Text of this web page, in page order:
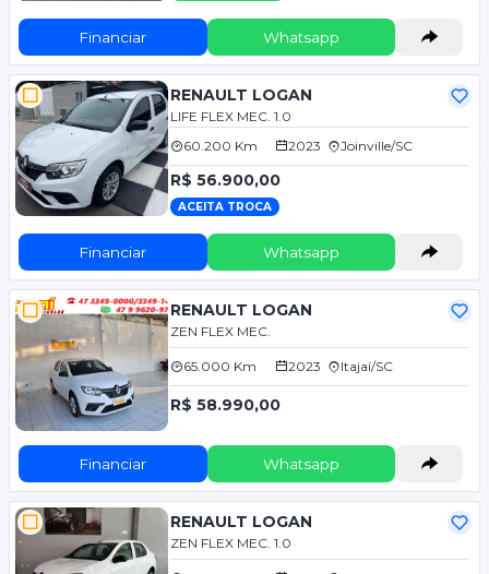
Financiar Whatsapp
RENAULT LOGAN
LIFE FLEX MEC. 1.0
60.200 Km
2023 Joinville/SC
R$ 56.900,00
ACEITA TROCA
Financiar Whatsapp
RENAULT LOGAN
ZEN FLEX MEC.
65.000 Km 2023 Itajaí/SC
R$ 58.990,00
Financiar Whatsapp
RENAULT LOGAN
ZEN FLEX MEC. 1.0